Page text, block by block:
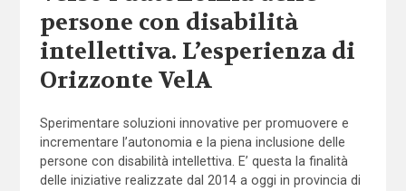
persone con disabilità
intellettiva. L’esperienza di
Orizzonte VelA
Sperimentare soluzioni innovative per promuovere e
incrementare l’autonomia e la piena inclusione delle
persone con disabilità intellettiva. E’ questa la finalità
delle iniziative realizzate dal 2014 a oggi in provincia di